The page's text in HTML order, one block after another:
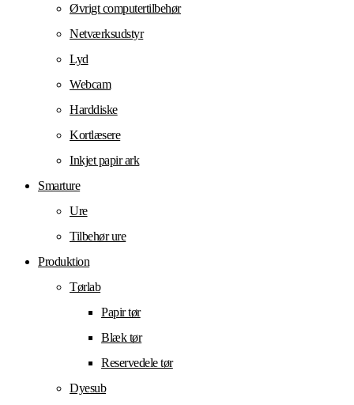
Øvrigt computertilbehør
Netværksudstyr
Lyd
Webcam
Harddiske
Kortlæsere
Inkjet papir ark
Smarture
Ure
Tilbehør ure
Produktion
Tørlab
Papir tør
Blæk tør
Reservedele tør
Dyesub